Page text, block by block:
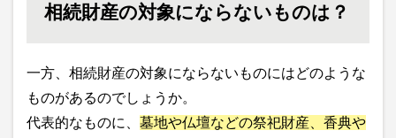
相続財産の対象にならないものは？
一方、相続財産の対象にならないものにはどのような
ものがあるのでしょうか。
代表的なものに、 墓地や仏壇などの祭祀財産、香典や